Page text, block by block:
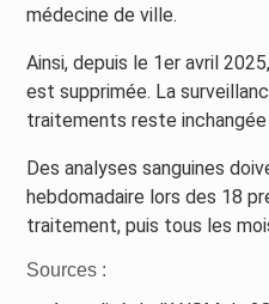
médecine de ville.
Ainsi, depuis le 1er avril
est supprimée. La
traitements reste inchangée
Des analyses sanguines
hebdomadaire lors des 18
traitement, puis tous les
Sources :